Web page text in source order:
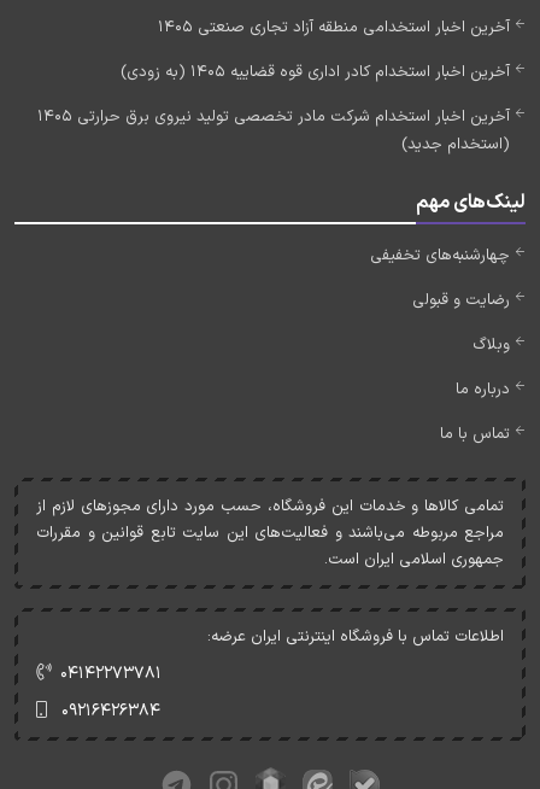
آخرین اخبار استخدامی منطقه آزاد تجاری صنعتی 1405
آخرین اخبار استخدام کادر اداری قوه قضاییه 1405 (به زودی)
آخرین اخبار استخدام شرکت مادر تخصصی تولید نیروی برق حرارتی 1405
(استخدام جدید)
لینک‌های مهم
چهارشنبه‌های تخفیفی
رضایت و قبولی
وبلاگ
درباره ما
تماس با ما
تمامی کالاها و خدمات اين فروشگاه، حسب مورد دارای مجوزهای لازم از
مراجع مربوطه می‌باشند و فعاليت‌های اين سايت تابع قوانين و مقررات
جمهوری اسلامی ايران است.
اطلاعات تماس با فروشگاه اینترنتی ایران عرضه:
۰۴۱۴۲۲۷۳۷۸۱
۰۹۲۱۶۴۲۶۳۸۴